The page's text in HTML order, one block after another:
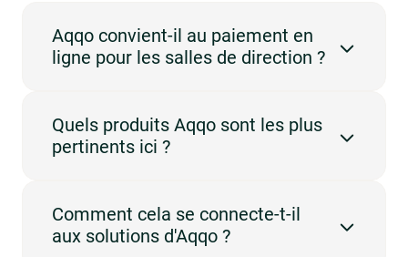
Aqqo convient-il au paiement en
ligne pour les salles de direction ?
réservations, la disponibilité, les utilisateurs et
l'administration sur une plateforme centrale. Cette
Quels produits Aqqo sont les plus
pertinents ici ?
Management, Customer Management, Invoicing et
Online Payments. Ils prennent en charge les flux de
Comment cela se connecte-t-il
aux solutions d'Aqqo ?